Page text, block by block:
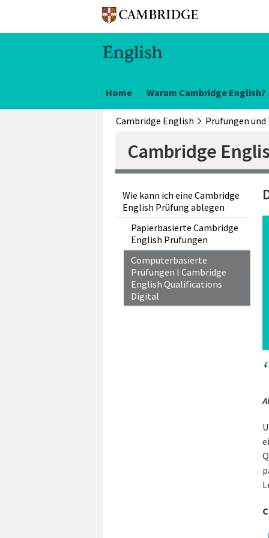
Home Warum Cambridge English?
Cambridge English Prüfungen und
Cambridge
Wie kann ich eine Cambridge
English Prüfung ablegen
Papierbasierte Cambridge
English Prüfungen
Computerbasierte
Prüfungen l Cambridge
English Qualifications
Digital